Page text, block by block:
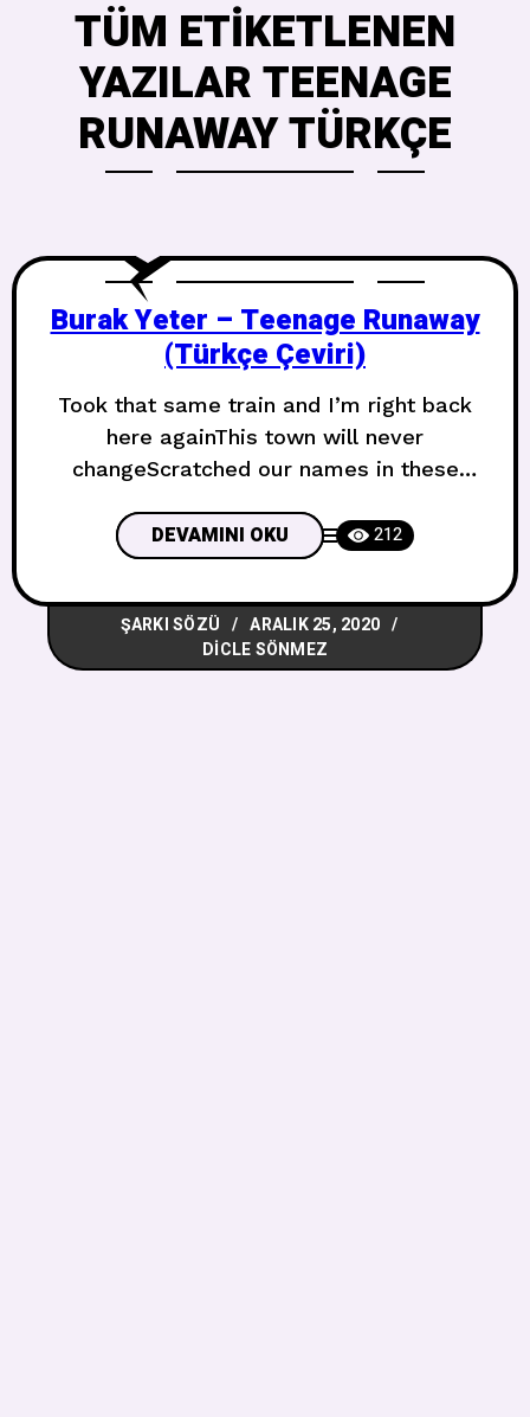
TÜM ETIKETLENEN
YAZILAR TEENAGE
RUNAWAY TÜRKÇE
Burak Yeter – Teenage Runaway
(Türkçe Çeviri)
Took that same train and I’m right back
here againThis town will never
changeScratched our names in these
fade Aynı trene bindim ve yine buraya
döndümBu kasaba asla
değişmeyecekİsimlerimizi bu park
banklarında kazıdıkAma solmaya
başlıyorlar Can we go back to
DEVAMINI OKU 212
ŞARKI SÖZÜ
ARALIK 25, 2020
DICLE SÖNMEZ